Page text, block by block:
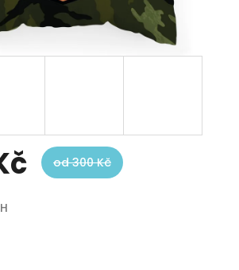
od 300 Kč